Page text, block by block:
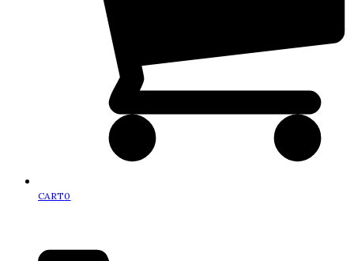
CART0